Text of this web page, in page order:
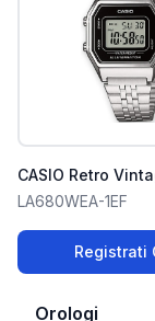
Orologi
CASIO Retro
LA680WEA-1EF
Registrati